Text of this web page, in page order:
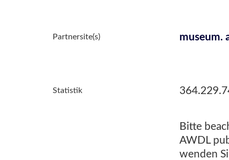
Partnersite(s) museum.
Statistik
Bitte
AWDL
wenden